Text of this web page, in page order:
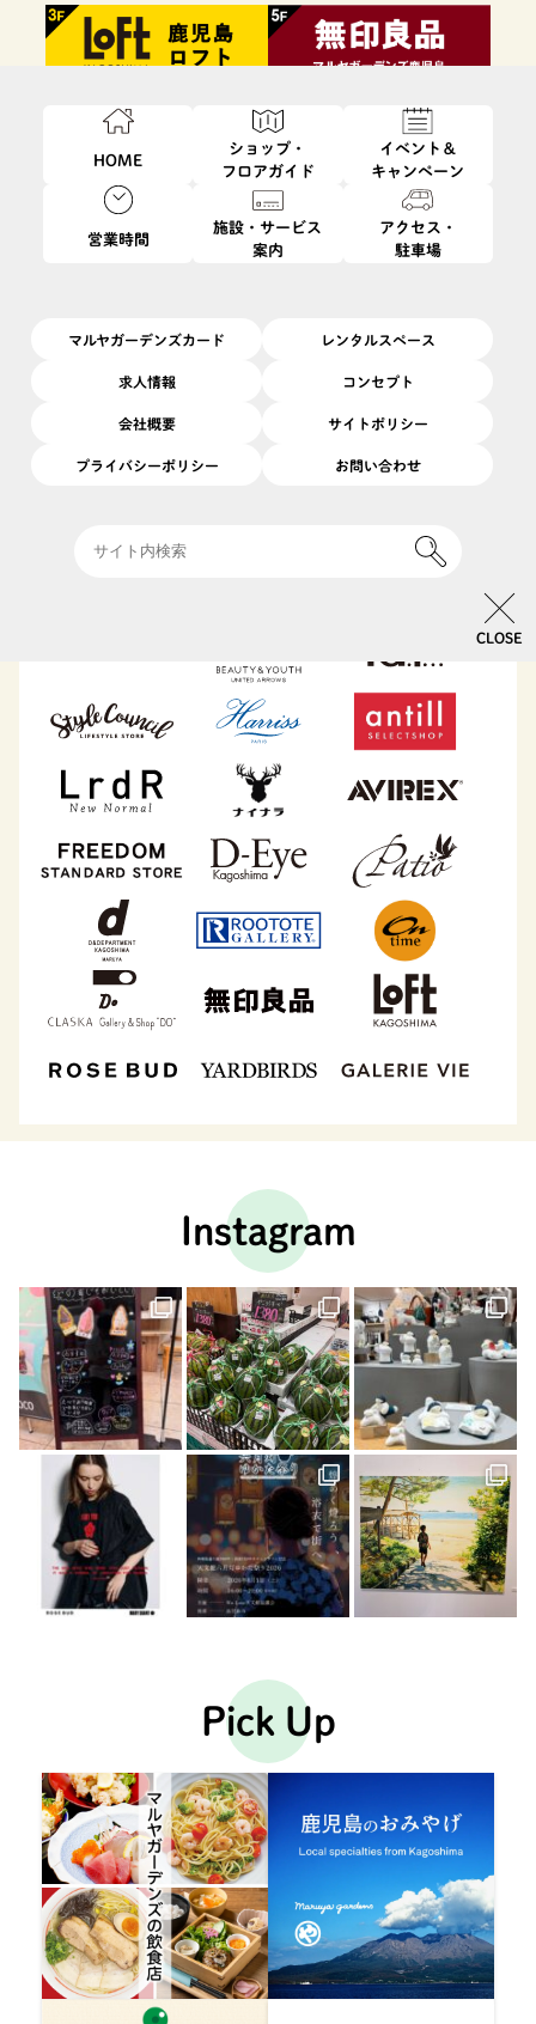
HOME
ショップ・
フロアガイド
イベント＆
キャンペーン
営業時間
施設・サービス
案内
アクセス・
駐車場
マルヤガーデンズカード レンタルスペース
求人情報 コンセプト
会社概要 サイトポリシー
プライバシーポリシー お問い合わせ
CLOSE
Instagram
Pick Up